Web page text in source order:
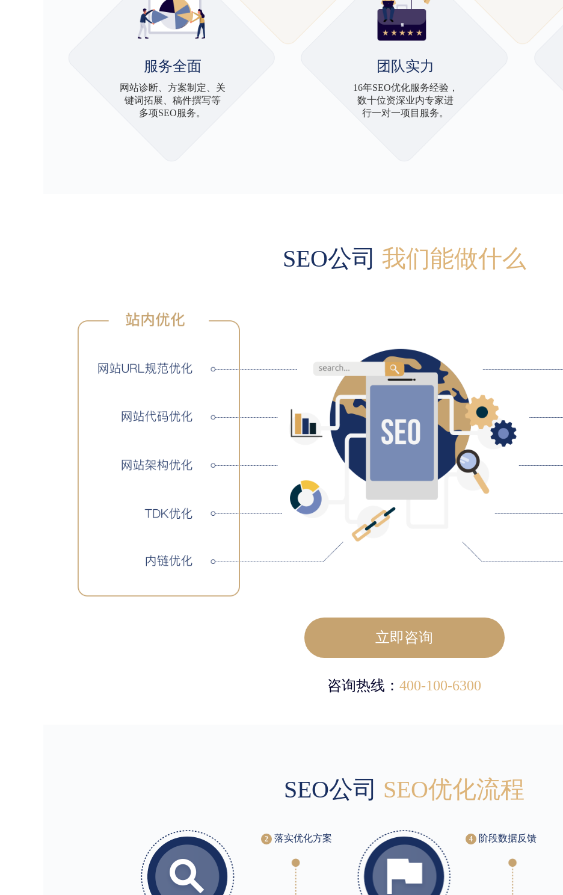
服务全面
网站诊断、方案制定、关
键词拓展、稿件撰写等
多项SEO服务。
团队实力
16年SEO优化服务经验，
数十位资深业内专家进
行一对一项目服务。
SEO公司 我们能做什么
立即咨询
咨询热线： 400-100-6300
SEO公司 SEO优化流程
落实优化方案 阶段数据反馈